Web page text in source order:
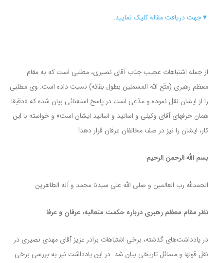
▼جهت دریافت مقاله کلیک نمایید.
از جمله اشتباهات عجیب جناب آقای نصیری، مطلبی است که به مقام
معظم رهبری (متّع الله المسملین بطول بقائه) نسبت داده است. وی مطلبی
را از ایشان نقل نموده و مدّعی است در پاسخ استفتائی بیان شده که «دقیقا
همان حرفهای آقای وکیلی و اساتید و اساتید ایشان است» و خواسته با این
کار، ایشان را نیز در صف مخالفان عرفان قرار دهد!
بسم الله الرحمن الرحیم
الحمدلله رب العالمین و صلی الله علی سیدنا محمد و آله الطاهرین
نظر مقام معظم رهبری درباره حکمت متعالیه، عرفان و عرفا
در یادداشت‌های گذشته، برخی اشتباهات برادر عزیز آقای مهدی نصیری در
نقل قولها و مسائل تاریخی بیان شد. در این یادداشت نیز به بررسی برخی